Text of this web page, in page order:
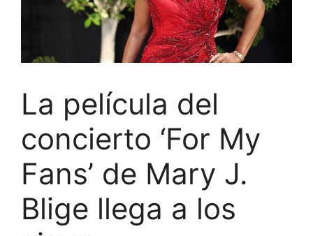
La película del
concierto ‘For My
Fans’ de Mary J.
Blige llega a los